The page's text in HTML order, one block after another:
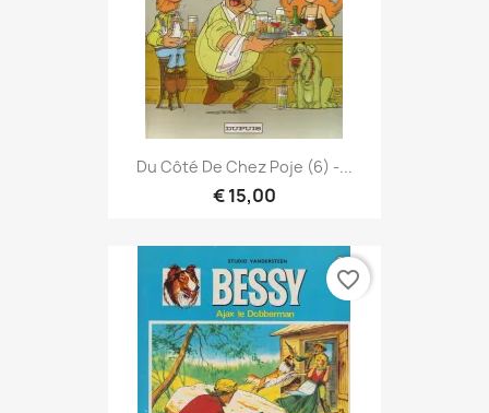
Du Côté De Chez Poje (6) -...
€ 15,00
favorite_border